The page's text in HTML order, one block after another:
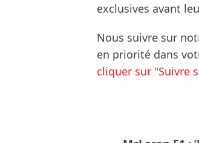
exclusives avant
Nous suivre sur
en priorité dans
cliquer sur "Suivre